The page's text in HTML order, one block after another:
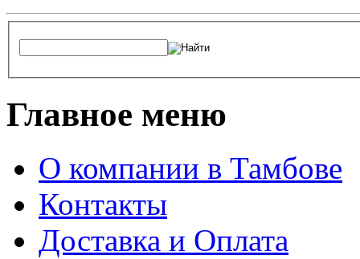
Главное меню
О компании в Тамбове
Контакты
Доставка и Оплата